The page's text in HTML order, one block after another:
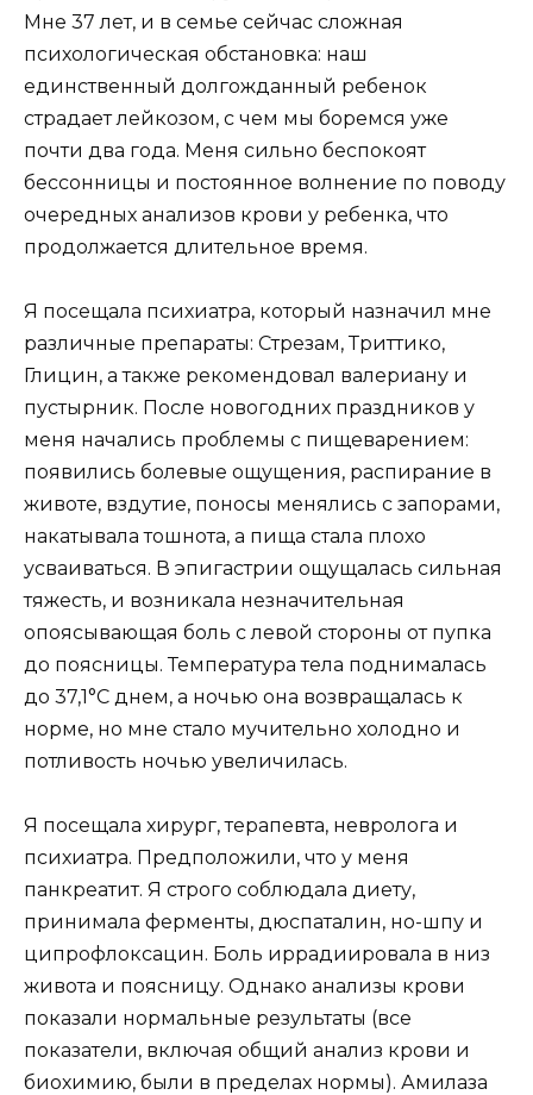
Мне 37 лет, и в семье сейчас сложная
психологическая обстановка: наш
единственный долгожданный ребенок
страдает лейкозом, с чем мы боремся уже
почти два года. Меня сильно беспокоят
бессонницы и постоянное волнение по поводу
очередных анализов крови у ребенка, что
продолжается длительное время.
Я посещала психиатра, который назначил мне
различные препараты: Стрезам, Триттико,
Глицин, а также рекомендовал валериану и
пустырник. После новогодних праздников у
меня начались проблемы с пищеварением:
появились болевые ощущения, распирание в
животе, вздутие, поносы менялись с запорами,
накатывала тошнота, а пища стала плохо
усваиваться. В эпигастрии ощущалась сильная
тяжесть, и возникала незначительная
опоясывающая боль с левой стороны от пупка
до поясницы. Температура тела поднималась
до 37,1°C днем, а ночью она возвращалась к
норме, но мне стало мучительно холодно и
потливость ночью увеличилась.
Я посещала хирург, терапевта, невролога и
психиатра. Предположили, что у меня
панкреатит. Я строго соблюдала диету,
принимала ферменты, дюспаталин, но-шпу и
ципрофлоксацин. Боль иррадиировала в низ
живота и поясницу. Однако анализы крови
показали нормальные результаты (все
показатели, включая общий анализ крови и
биохимию, были в пределах нормы). Амилаза